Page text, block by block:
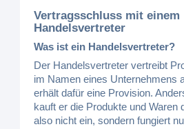
Vertragsschluss mit einem
Handelsvertreter
Was ist ein Handelsvertreter?
Der Handelsvertreter vertreibt
im Namen eines Unternehmens
erhält dafür eine Provision.
kauft er die Produkte und Waren
also nicht ein, sondern fungiert